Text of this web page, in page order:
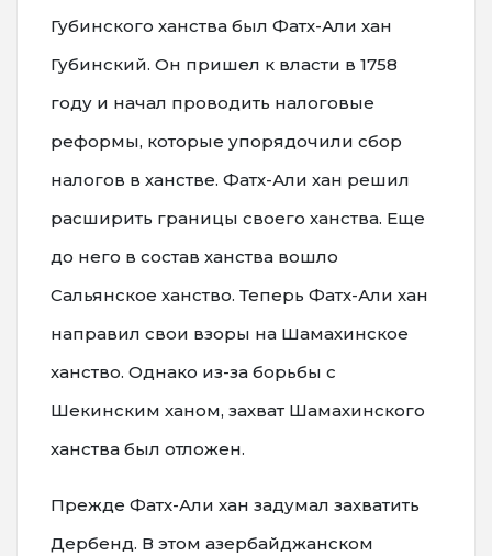
Губинского ханства был Фатх-Али хан
Губинский. Он пришел к власти в 1758
году и начал проводить налоговые
реформы, которые упорядочили сбор
налогов в ханстве. Фатх-Али хан решил
расширить границы своего ханства. Еще
до него в состав ханства вошло
Сальянское ханство. Теперь Фатх-Али хан
направил свои взоры на Шамахинское
ханство. Однако из-за борьбы с
Шекинским ханом, захват Шамахинского
ханства был отложен.
Прежде Фатх-Али хан задумал захватить
Дербенд. В этом азербайджанском